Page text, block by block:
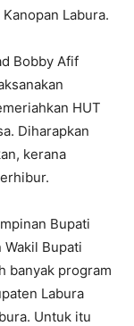
Labura.
Bobby Afif
HUT
Diharapkan
kerana
Bupati
Bupati
banyak program
Labura
Untuk itu